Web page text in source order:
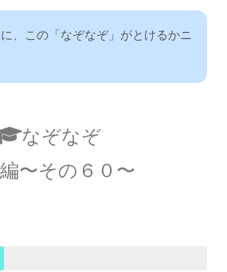
、この「なぞなぞ」がとけるかニ
なぞなぞ
〜その６０〜